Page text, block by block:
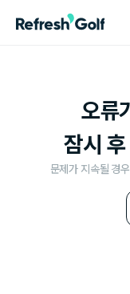
오류
잠시
문제가 지속될 경